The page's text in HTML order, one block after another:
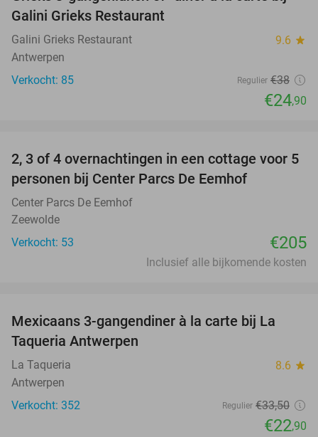
Galini Grieks Restaurant
Galini Grieks Restaurant 9.6 star
Antwerpen
Verkocht: 85
Regulier €38
€24,90
2, 3 of 4 overnachtingen in een cottage voor 5
personen bij Center Parcs De Eemhof
Center Parcs De Eemhof
Zeewolde
Verkocht: 53
€205
Inclusief alle bijkomende kosten
32%
Mexicaans 3-gangendiner à la carte bij La
Taqueria Antwerpen
La Taqueria 8.6 star
Antwerpen
Verkocht: 352
Regulier €33,50
€22,90